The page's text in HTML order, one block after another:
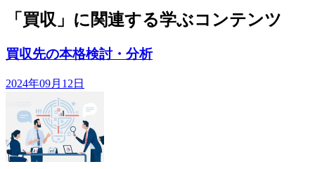
「買収」に関連する学ぶコンテンツ
買収先の本格検討・分析
2024年09月12日